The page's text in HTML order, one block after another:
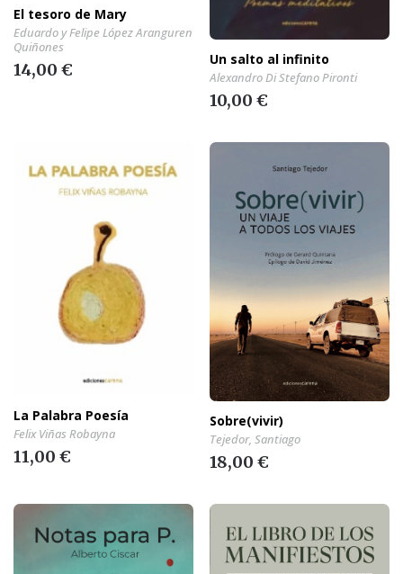
El tesoro de Mary
Eduardo y Felipe López Aranguren
Quiñones
14,00 €
Un salto al infinito
Alexandro Di Stefano Pironti
10,00 €
La Palabra Poesía
Felix Viñas Robayna
11,00 €
Sobre(vivir)
Tejedor, Santiago
18,00 €